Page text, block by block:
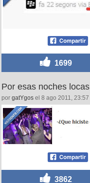
1699
Por esas noches locas
por gatYgos el 8 ago 2011, 23:57
3862